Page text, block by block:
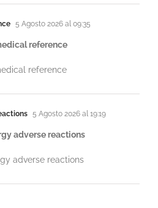
5 Agosto 2026 al 09:35
reference
reference
5 Agosto 2026 al 19:19
adverse reactions
adverse reactions